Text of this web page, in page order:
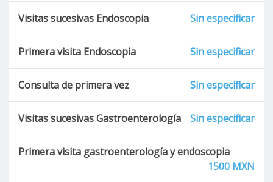
Visitas sucesivas Endoscopia Sin especificar
Primera visita Endoscopia Sin especificar
Consulta de primera vez Sin especificar
Visitas sucesivas Gastroenterología Sin especificar
Primera visita gastroenterología y endoscopia
1500 MXN